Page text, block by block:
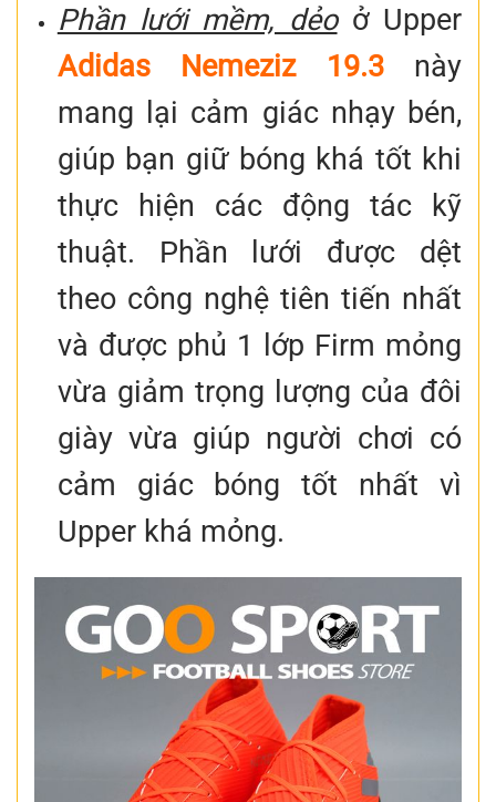
Phần lưới mềm, dẻoở Upper
Adidas Nemeziz 19.3này
mang lại cảm giác nhạy bén,
giúp bạn giữ bóng khá tốt khi
thực hiện các động tác kỹ
thuật. Phần lưới được dệt
theo công nghệ tiên tiến nhất
và được phủ 1 lớp Firm mỏng
vừa giảm trọng lượng của đôi
giày vừa giúp người chơi có
cảm giác bóng tốt nhất vì
Upper khá mỏng.